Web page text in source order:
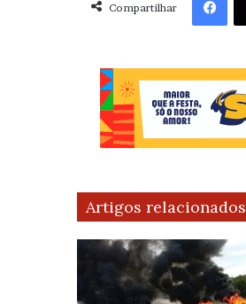
Compartilhar
Artigos relacionados